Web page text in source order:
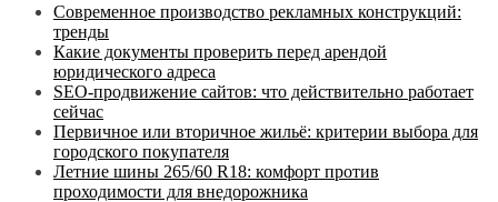
Современное производство рекламных конструкций:
тренды
Какие документы проверить перед арендой
юридического адреса
SEO-продвижение сайтов: что действительно работает
сейчас
Первичное или вторичное жильё: критерии выбора для
городского покупателя
Летние шины 265/60 R18: комфорт против
проходимости для внедорожника